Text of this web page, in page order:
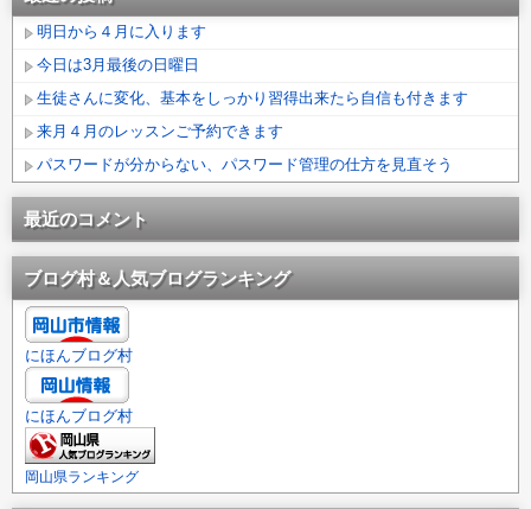
明日から４月に入ります
今日は3月最後の日曜日
生徒さんに変化、基本をしっかり習得出来たら自信も付きます
来月４月のレッスンご予約できます
パスワードが分からない、パスワード管理の仕方を見直そう
最近のコメント
ブログ村＆人気ブログランキング
にほんブログ村
にほんブログ村
岡山県ランキング